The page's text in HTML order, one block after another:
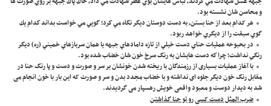
و محاسن شان نشسته بود.
هر کدام بعد از حنا بستن، به دست دوستان ديگر نگاه مي كرد؛ گويي مي خواست بداند كدام يك
گوي سبقت را از ديگري خواهد ربود.
در بحبوحه عملیات حناي دست خيلي از تازه دامادهاي جبهه يا همان سربازهاي خميني (ره) ديگر
رنگي نداشت؛ چرا كه دست هايشان به رنگ سرخ خون شان خضاب شده بود.
با آغاز عملیات بسیاری از رزمندگان با ریخته شدن خونشان بر سر و صورت و دست و پا رنگ حنا در
مقابل رنگ خون دیگر جلوه ای نداشته و با خضاب مجدد بدن و سر و صورت که این بار با خون انجام می
شد به دیدار دوست و معبود واقعی خویش رهسپار می گردیدند.
ضرب المثل دست کسی رو تو حنا گذاشتن